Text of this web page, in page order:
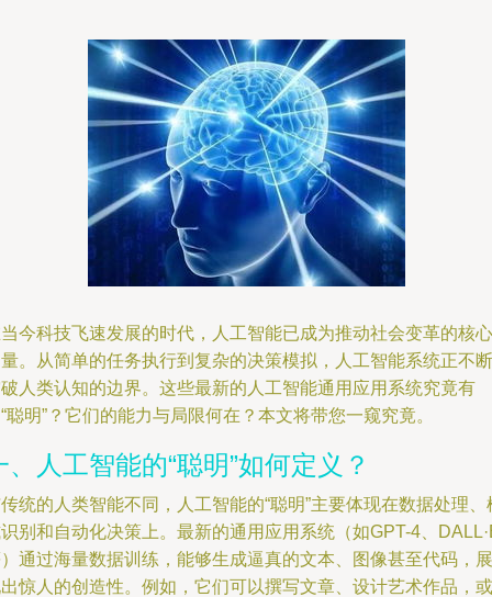
今科技飞速发展的时代，人工智能已成为推动社会变革的核心
。从简单的任务执行到复杂的决策模拟，人工智能系统正不断
人类认知的边界。这些最新的人工智能通用应用系统究竟有
聪明”？它们的能力与局限何在？本文将带您一窥究竟。
、人工智能的“聪明”如何定义？
统的人类智能不同，人工智能的“聪明”主要体现在数据处理、
别和自动化决策上。最新的通用应用系统（如GPT-4、
通过海量数据训练，能够生成逼真的文本、图像甚至代码，展
惊人的创造性。例如，它们可以撰写文章、设计艺术作品，或